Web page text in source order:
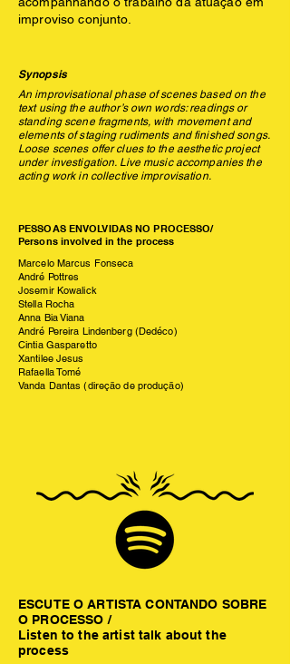
improviso conjunto.
Synopsis
An improvisational phase of scenes based on the
text using the author’s own words: readings or
standing scene fragments, with movement and
elements of staging rudiments and finished songs.
Loose scenes offer clues to the aesthetic project
under investigation. Live music accompanies the
acting work in collective improvisation.
PESSOAS ENVOLVIDAS NO PROCESSO/
Persons involved in the process
Marcelo Marcus Fonseca
André Pottres
Josemir Kowalick
Stella Rocha
Anna Bia Viana
André Pereira Lindenberg (Dedéco)
Cintia Gasparetto
Xantilee Jesus
Rafaella Tomé
Vanda Dantas (direção de produção)
ESCUTE O ARTISTA CONTANDO SOBRE
O PROCESSO /
Listen to the artist talk about the
process